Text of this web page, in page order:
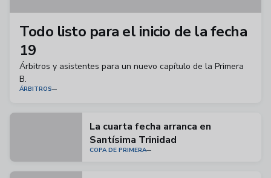
Todo listo para el inicio de la fecha
19
Árbitros y asistentes para un nuevo capítulo de la Primera
B.
ÁRBITROS
La cuarta fecha arranca en
Santísima Trinidad
COPA DE PRIMERA